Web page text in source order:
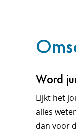
Word
Lijkt het
alles
dan voor